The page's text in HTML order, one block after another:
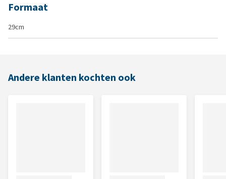
Formaat
29cm
Andere klanten kochten ook